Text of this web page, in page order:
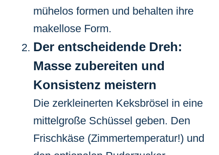
mühelos formen und behalten ihre
makellose Form.
Der entscheidende Dreh:
Masse zubereiten und
Konsistenz meistern
Die zerkleinerten Keksbrösel in eine
mittelgroße Schüssel geben. Den
Frischkäse (Zimmertemperatur!) und